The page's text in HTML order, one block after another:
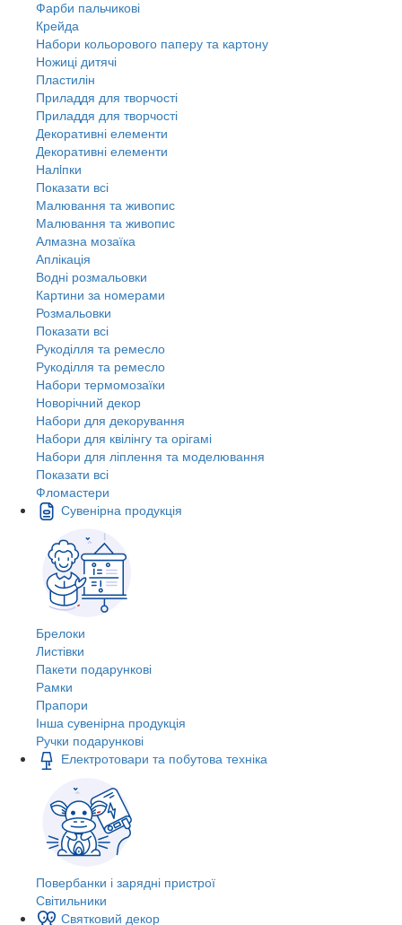
Фарби пальчикові
Крейда
Набори кольорового паперу та картону
Ножиці дитячі
Пластилін
Приладдя для творчості
Приладдя для творчості
Декоративні елементи
Декоративні елементи
Налiпки
Показати всі
Малювання та живопис
Малювання та живопис
Алмазна мозаїка
Аплікація
Водні розмальовки
Картини за номерами
Розмальовки
Показати всі
Рукоділля та ремесло
Рукоділля та ремесло
Набори термомозаїки
Новорічний декор
Набори для декорування
Набори для квілінгу та орігамі
Набори для ліплення та моделювання
Показати всі
Фломастери
Сувенірна продукція
Брелоки
Листівки
Пакети подарункові
Рамки
Прапори
Інша сувенірна продукція
Ручки подарункові
Електротовари та побутова техніка
Повербанки і зарядні пристрої
Світильники
Святковий декор